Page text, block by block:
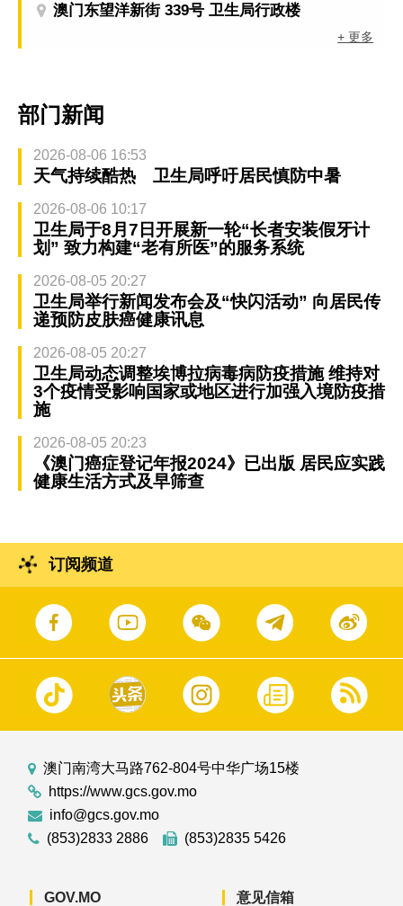
澳门东望洋新街 339号 卫生局行政楼
+ 更多
部门新闻
2026-08-06 16:53
天气持续酷热 卫生局呼吁居民慎防中暑
2026-08-06 10:17
卫生局于8月7日开展新一轮“长者安装假牙计
划” 致力构建“老有所医”的服务系统
2026-08-05 20:27
卫生局举行新闻发布会及“快闪活动” 向居民传
递预防皮肤癌健康讯息
2026-08-05 20:27
卫生局动态调整埃博拉病毒病防疫措施 维持对
3个疫情受影响国家或地区进行加强入境防疫措
施
2026-08-05 20:23
《澳门癌症登记年报2024》已出版 居民应实践
健康生活方式及早筛查
订阅频道
澳门南湾大马路762-804号中华广场15楼
https://www.gcs.gov.mo
info@gcs.gov.mo
(853)2833 2886
(853)2835 5426
GOV.MO 意见信箱